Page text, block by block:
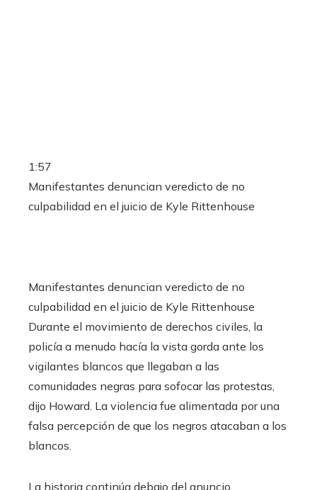
1:57
Manifestantes denuncian veredicto de no
culpabilidad en el juicio de Kyle Rittenhouse
Manifestantes denuncian veredicto de no
culpabilidad en el juicio de Kyle Rittenhouse
Durante el movimiento de derechos civiles, la
policía a menudo hacía la vista gorda ante los
vigilantes blancos que llegaban a las
comunidades negras para sofocar las protestas,
dijo Howard. La violencia fue alimentada por una
falsa percepción de que los negros atacaban a los
blancos.
La historia continúa debajo del anuncio.